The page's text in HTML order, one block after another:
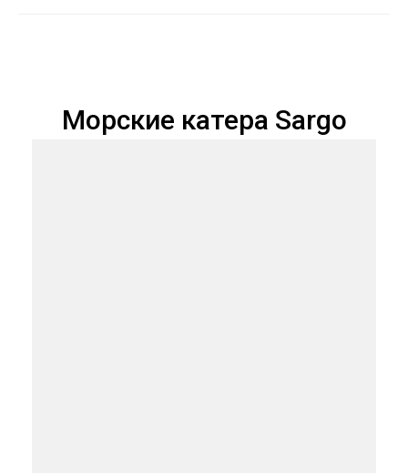
Морские катера Sargo